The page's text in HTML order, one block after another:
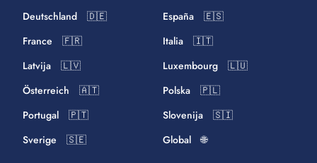
Deutschland 🇩🇪
España 🇪🇸
France 🇫🇷
Italia 🇮🇹
Latvija 🇱🇻
Luxembourg 🇱🇺
Österreich 🇦🇹
Polska 🇵🇱
Portugal 🇵🇹
Slovenija 🇸🇮
Sverige 🇸🇪
Global 🌐